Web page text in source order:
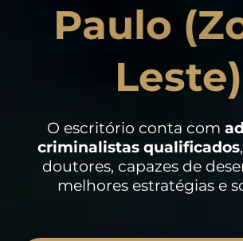
Paulo
Leste)
O escritório conta com
criminalistasqualificados
doutores, capazes de
melhores estratégias e